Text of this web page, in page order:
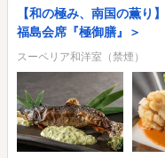
【和の極み、南国の薫り
福島会席『極御膳』＞
スーペリア和洋室（禁煙）